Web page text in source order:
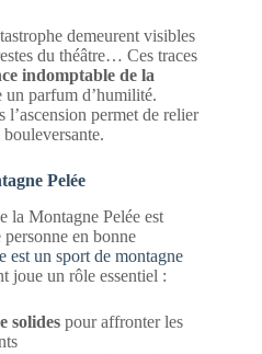
demeurent visibles
du théâtre… Ces traces
indomptable de la
un parfum d’humilité.
permet de relier
Pelée
la Montagne Pelée est
en bonne
est un sport de montagne
joue un rôle essentiel :
solides pour affronter les